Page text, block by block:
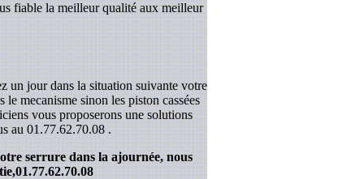
fiable la meilleur qualité aux meilleur
un jour dans la situation suivante votre
mecanisme sinon les piston cassées
vous proposerons une solutions
au01.77.62.70.08.
serrure dans la ajournée, nous
01.77.62.70.08